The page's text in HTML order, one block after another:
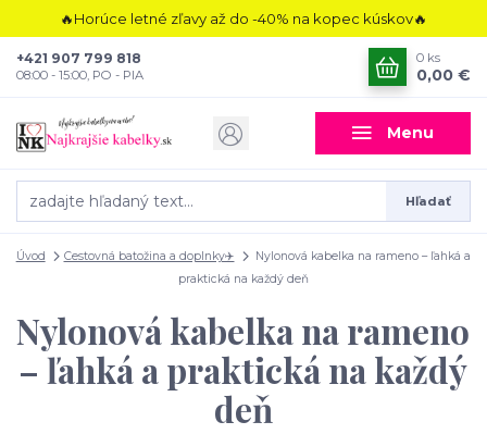
🔥Horúce letné zľavy až do -40% na kopec kúskov🔥
Menu
Hľadať
+421 907 799 818
08:00 - 15:00, PO - PIA
0 ks
0,00 €
Úvod Cestovná batožina a doplnky✈️
Nylonová kabelka na rameno – ľahká a
praktická na každý deň
Nylonová kabelka na rameno
– ľahká a praktická na každý
deň